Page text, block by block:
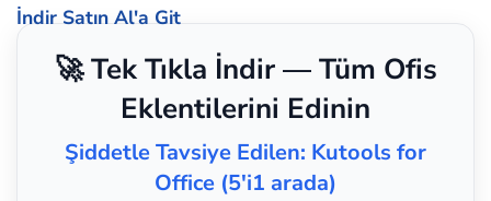
İndir Satın Al'a Git
🚀 Tek Tıkla İndir — Tüm Ofis
Eklentilerini Edinin
Şiddetle Tavsiye Edilen: Kutools for
Office (5'i1 arada)